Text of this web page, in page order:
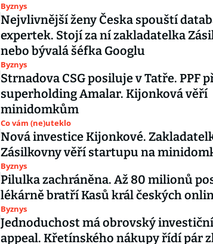
Byznys
Nejvlivnější ženy Česka spouští
expertek. Stojí za ní zakladatelka
nebo bývalá šéfka Googlu
Byznys
Strnadova CSG posiluje v Tatře. PPF
superholding Amalar. Kijonková věří
minidomkům
Co vám (ne)uteklo
Nová investice Kijonkové.
Zásilkovny věří startupu na
Byznys
Pilulka zachráněna. Až 80 milionů
lékárně bratří Kasů král českých
Byznys
Jednoduchost má obrovský
appeal. Křetínského nákupy řídí pár